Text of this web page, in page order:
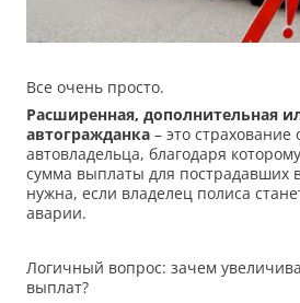
Все очень просто.
Расширенная, дополнительная
автогражданка – это страхование
автовладельца, благодаря
сумма выплаты для пострадавших
нужна, если владелец полиса
аварии.
Логичный вопрос: зачем
выплат?